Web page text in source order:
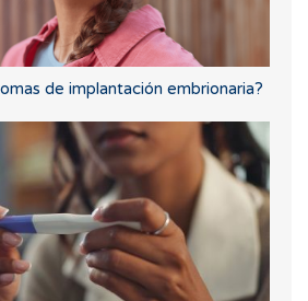
de implantación embrionaria?